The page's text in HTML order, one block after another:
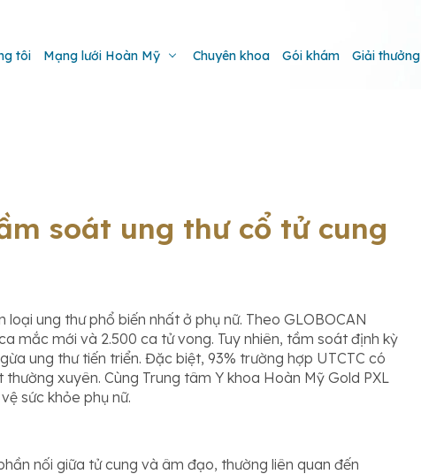
tôi Mạng lưới Hoàn Mỹ Chuyên khoa Gói khám Giải thưởng
soát ung thư cổ tử cung
ung thư phổ biến nhất ở phụ nữ. Theo GLOBOCAN
mắc mới và 2.500 ca tử vong. Tuy nhiên, tầm soát định kỳ
ung thư tiến triển. Đặc biệt, 93% trường hợp UTCTC có
xuyên. Cùng Trung tâm Y khoa Hoàn Mỹ Gold PXL
sức khỏe phụ nữ.
nối giữa tử cung và âm đạo, thường liên quan đến